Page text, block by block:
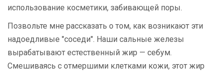
использование косметики, забивающей поры.
Позвольте мне рассказать о том, как возникают эти
надоедливые "соседи". Наши сальные железы
вырабатывают естественный жир — себум.
Смешиваясь с отмершими клетками кожи, этот жир